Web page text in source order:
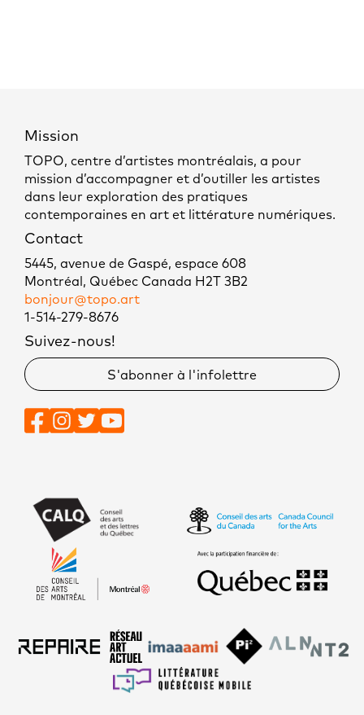
Mission
TOPO, centre d’artistes montréalais, a pour
mission d’accompagner et d’outiller les artistes
dans leur exploration des pratiques
contemporaines en art et littérature numériques.
Contact
5445, avenue de Gaspé, espace 608
Montréal, Québec Canada H2T 3B2
bonjour@topo.art
1-514-279-8676
Suivez-nous!
S'abonner à l'infolettre